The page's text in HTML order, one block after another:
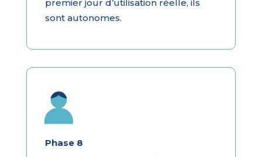
premier jour d’utilisation réelle, ils
sont autonomes.
Phase 8